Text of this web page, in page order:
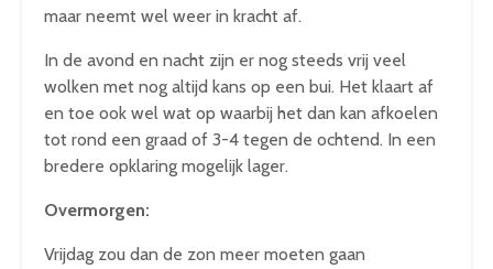
maar neemt wel weer in kracht af.
In de avond en nacht zijn er nog steeds vrij veel
wolken met nog altijd kans op een bui. Het klaart af
en toe ook wel wat op waarbij het dan kan afkoelen
tot rond een graad of 3-4 tegen de ochtend. In een
bredere opklaring mogelijk lager.
Overmorgen:
Vrijdag zou dan de zon meer moeten gaan